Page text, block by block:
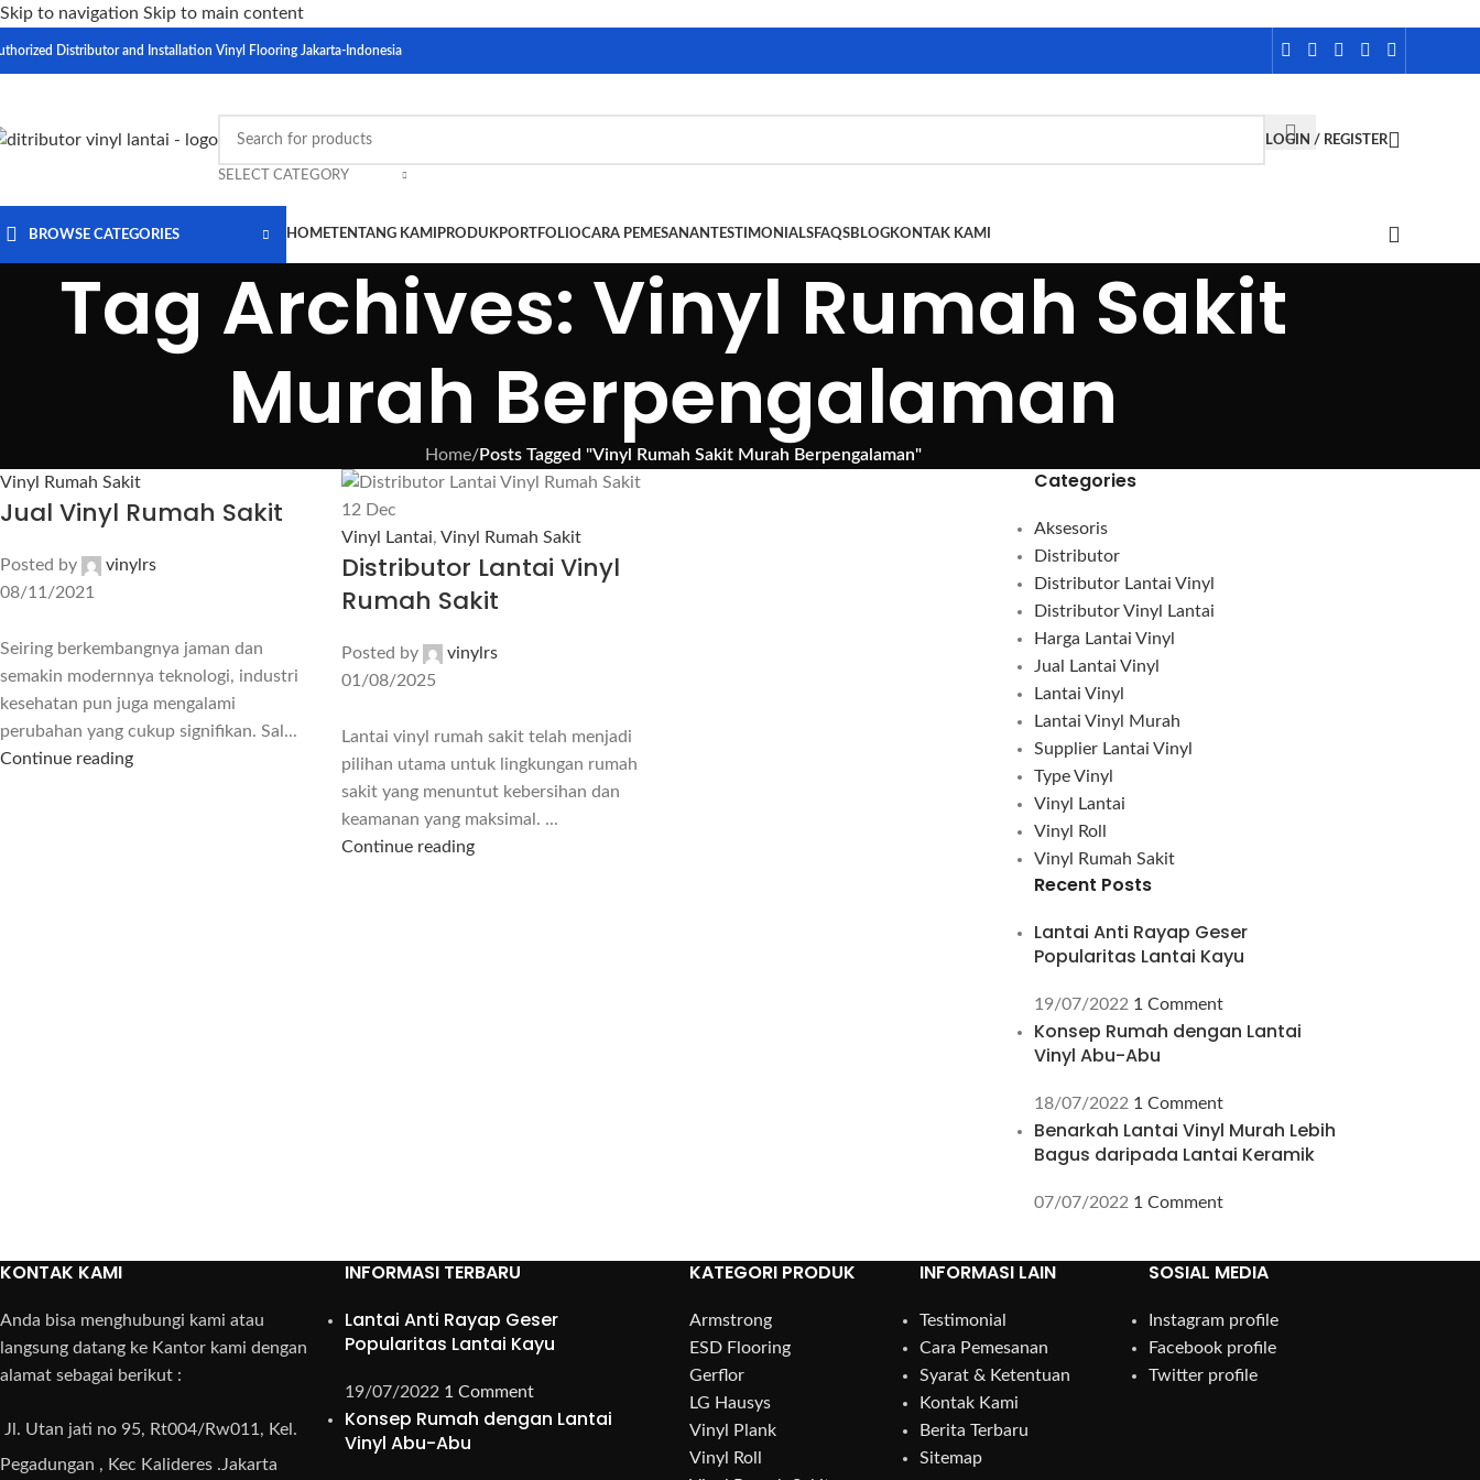
Skip to navigation Skip to main content
Distributor and Installation Vinyl Flooring Jakarta-Indonesia
SELECT CATEGORY
LOGIN / REGISTER
BROWSE CATEGORIES HOMETENTANG KAMI PRODUKPORTFOLIOCARA PEMESANANTESTIMONIALSFAQSBLOGKONTAK KAMI
Tag Archives: Vinyl Rumah Sakit
Murah Berpengalaman
Home/Posts Tagged "Vinyl Rumah Sakit Murah Berpengalaman"
Vinyl Rumah Sakit
Jual Vinyl Rumah Sakit
Posted by
vinylrs
08/11/2021
Seiring berkembangnya jaman dan
semakin modernnya teknologi, industri
kesehatan pun juga mengalami
perubahan yang cukup signifikan. Sal...
Continue reading
12 Dec
Vinyl Lantai, Vinyl Rumah Sakit
Distributor Lantai Vinyl
Rumah Sakit
Posted by
vinylrs
01/08/2025
Lantai vinyl rumah sakit telah menjadi
pilihan utama untuk lingkungan rumah
sakit yang menuntut kebersihan dan
keamanan yang maksimal. ...
Continue reading
Categories
Aksesoris
Distributor
Distributor Lantai Vinyl
Distributor Vinyl Lantai
Harga Lantai Vinyl
Jual Lantai Vinyl
Lantai Vinyl
Lantai Vinyl Murah
Supplier Lantai Vinyl
Type Vinyl
Vinyl Lantai
Vinyl Roll
Vinyl Rumah Sakit
Recent Posts
Lantai Anti Rayap Geser
Popularitas Lantai Kayu
19/07/2022 1 Comment
Konsep Rumah dengan Lantai
Vinyl Abu-Abu
18/07/2022 1 Comment
Benarkah Lantai Vinyl Murah Lebih
Bagus daripada Lantai Keramik
07/07/2022 1 Comment
KONTAK KAMI
Anda bisa menghubungi kami atau
langsung datang ke Kantor kami dengan
alamat sebagai berikut :
Jl. Utan jati no 95, Rt004/Rw011, Kel.
Pegadungan , Kec Kalideres .Jakarta
INFORMASI TERBARU
Lantai Anti Rayap Geser
Popularitas Lantai Kayu
19/07/2022 1 Comment
Konsep Rumah dengan Lantai
Vinyl Abu-Abu
KATEGORI PRODUK
Armstrong
ESD Flooring
Gerflor
LG Hausys
Vinyl Plank
Vinyl Roll
INFORMASI LAIN
Testimonial
Cara Pemesanan
Syarat & Ketentuan
Kontak Kami
Berita Terbaru
Sitemap
SOSIAL MEDIA
Instagram profile
Facebook profile
Twitter profile